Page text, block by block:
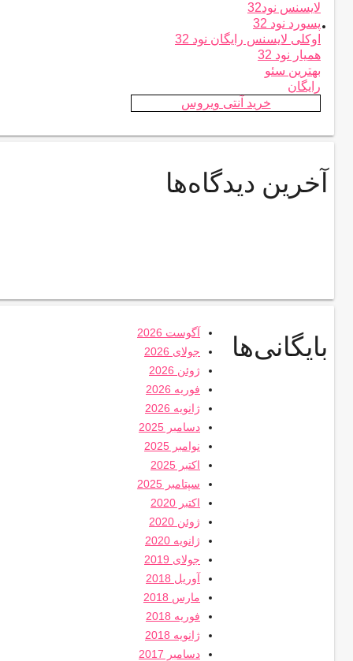
.لایسنس نود32
پسورد نود 32
اوکلی لایسنس رایگان نود 32
همیار نود 32
بهترین سئو
رایگان
خرید آنتی ویروس
آخرین دیدگاه‌ها
بایگانی‌ها
آگوست 2026
جولای 2026
ژوئن 2026
فوریه 2026
ژانویه 2026
دسامبر 2025
نوامبر 2025
اکتبر 2025
سپتامبر 2025
اکتبر 2020
ژوئن 2020
ژانویه 2020
جولای 2019
آوریل 2018
مارس 2018
فوریه 2018
ژانویه 2018
دسامبر 2017